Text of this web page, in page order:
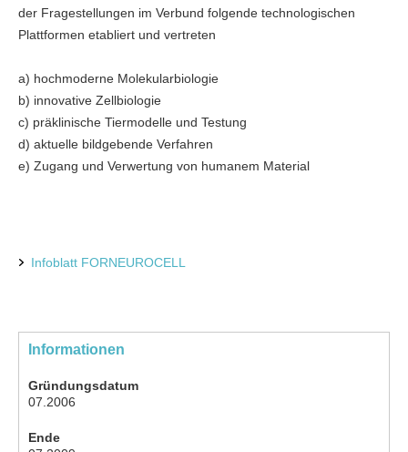
der Fragestellungen im Verbund folgende technologischen
Plattformen etabliert und vertreten
a) hochmoderne Molekularbiologie
b) innovative Zellbiologie
c) präklinische Tiermodelle und Testung
d) aktuelle bildgebende Verfahren
e) Zugang und Verwertung von humanem Material
Infoblatt FORNEUROCELL
Informationen
Gründungsdatum
07.2006
Ende